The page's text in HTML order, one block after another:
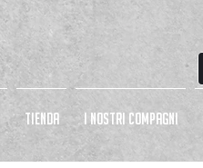
Tienda I NOSTRI COMPAGNI